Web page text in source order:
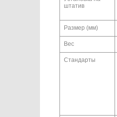
штатив
Размер (мм)
Вес
Стандарты